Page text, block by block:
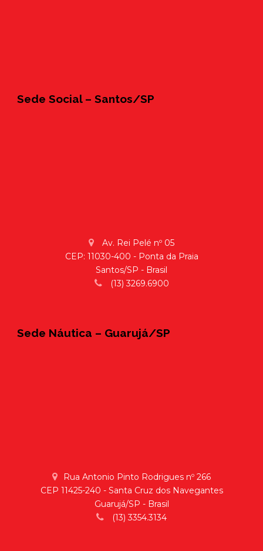
Sede Social – Santos/SP
Av. Rei Pelé nº 05
CEP: 11030-400 - Ponta da Praia
Santos/SP - Brasil
(13) 3269.6900
Sede Náutica – Guarujá/SP
Rua Antonio Pinto Rodrigues nº 266
CEP 11425-240 - Santa Cruz dos Navegantes
Guarujá/SP - Brasil
(13) 3354.3134